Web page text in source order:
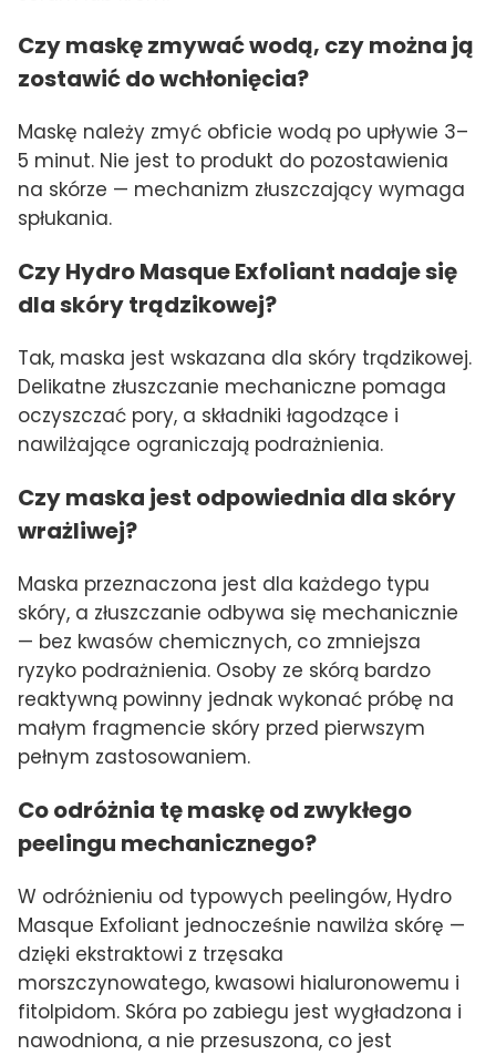
Czy maskę zmywać wodą, czy można ją
zostawić do wchłonięcia?
Maskę należy zmyć obficie wodą po upływie 3–
5 minut. Nie jest to produkt do pozostawienia
na skórze — mechanizm złuszczający wymaga
spłukania.
Czy Hydro Masque Exfoliant nadaje się
dla skóry trądzikowej?
Tak, maska jest wskazana dla skóry trądzikowej.
Delikatne złuszczanie mechaniczne pomaga
oczyszczać pory, a składniki łagodzące i
nawilżające ograniczają podrażnienia.
Czy maska jest odpowiednia dla skóry
wrażliwej?
Maska przeznaczona jest dla każdego typu
skóry, a złuszczanie odbywa się mechanicznie
— bez kwasów chemicznych, co zmniejsza
ryzyko podrażnienia. Osoby ze skórą bardzo
reaktywną powinny jednak wykonać próbę na
małym fragmencie skóry przed pierwszym
pełnym zastosowaniem.
Co odróżnia tę maskę od zwykłego
peelingu mechanicznego?
W odróżnieniu od typowych peelingów, Hydro
Masque Exfoliant jednocześnie nawilża skórę —
dzięki ekstraktowi z trzęsaka
morszczynowatego, kwasowi hialuronowemu i
fitolpidom. Skóra po zabiegu jest wygładzona i
nawodniona, a nie przesuszona, co jest